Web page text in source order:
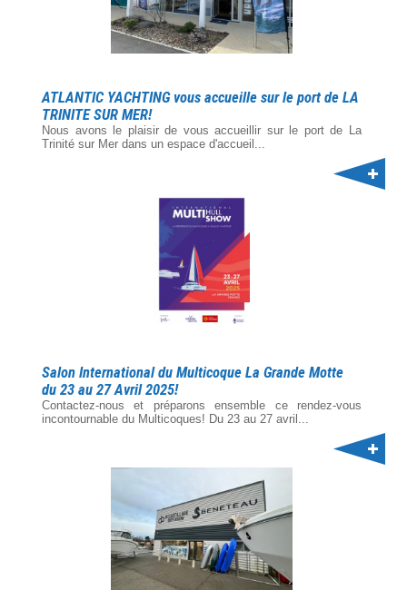
ATLANTIC YACHTING vous accueille sur le port de LA
TRINITE SUR MER!
Nous avons le plaisir de vous accueillir sur le port de La
Trinité sur Mer dans un espace d'accueil...
Salon International du Multicoque La Grande Motte
du 23 au 27 Avril 2025!
Contactez-nous et préparons ensemble ce rendez-vous
incontournable du Multicoques! Du 23 au 27 avril...